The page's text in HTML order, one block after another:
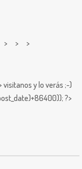
> > >
visitanos y lo verás ;-)
?>